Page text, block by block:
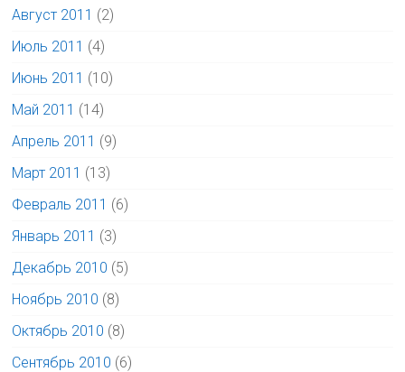
Август 2011 (2)
Июль 2011 (4)
Июнь 2011 (10)
Май 2011 (14)
Апрель 2011 (9)
Март 2011 (13)
Февраль 2011 (6)
Январь 2011 (3)
Декабрь 2010 (5)
Ноябрь 2010 (8)
Октябрь 2010 (8)
Сентябрь 2010 (6)